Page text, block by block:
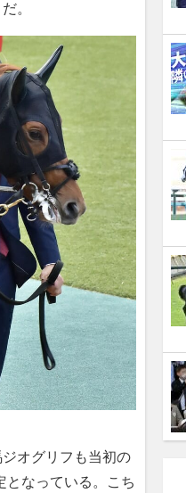
。
オグリフも当初の
となっている。こち